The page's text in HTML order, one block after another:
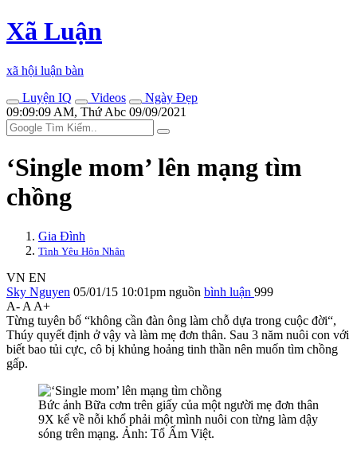
Xã Luận
xã hội luận bàn
Luyện IQ
Videos
Ngày Đẹp
09:09:09 AM, Thứ Abc 09/09/2021
‘Single mom’ lên mạng tìm
chồng
Gia Đình
Tình Yêu Hôn Nhân
VN EN
Sky Nguyen 05/01/15 10:01pm nguồn bình luận 999
A- A A+
Từng tuyên bố “không cần đàn ông làm chỗ dựa trong cuộc đời“,
Thúy quyết định ở vậy và làm mẹ đơn thân. Sau 3 năm nuôi con với
biết bao tủi cực, cô bị khủng hoảng tinh thần nên muốn tìm chồng
gấp.
Bức ảnh Bữa cơm trên giấy của một người mẹ đơn thân
9X kể về nỗi khổ phải một mình nuôi con từng làm dậy
sóng trên mạng. Ảnh: Tổ Ấm Việt.